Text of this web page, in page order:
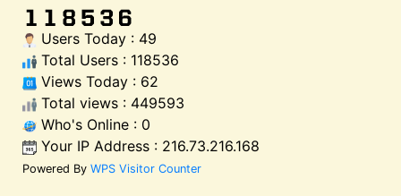
Users Today : 49
Total Users : 118536
Views Today : 62
Total views : 449593
Who's Online : 0
Your IP Address : 216.73.216.168
Powered By WPS Visitor Counter